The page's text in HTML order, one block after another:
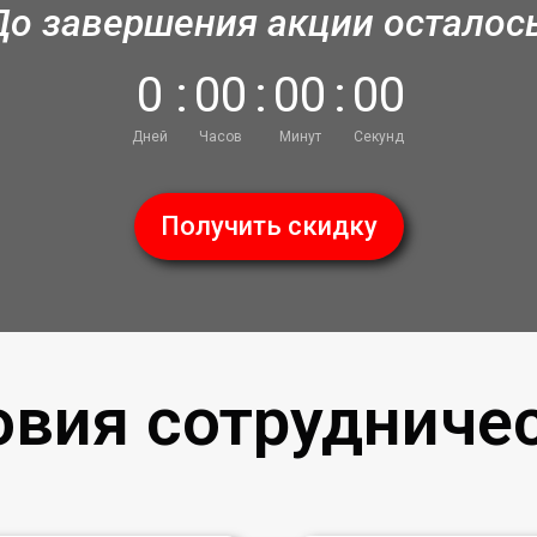
завершения акции
0
Дней
: 00
Часов
: 00
Минут
: 00
Секунд
Получить скидку